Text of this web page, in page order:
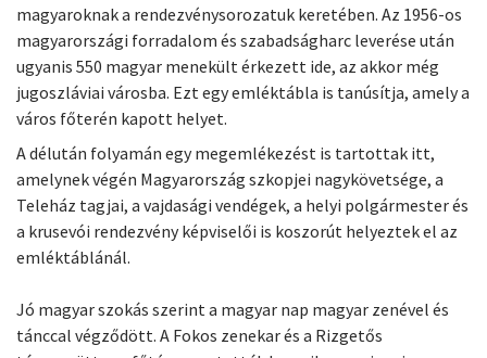
magyaroknak a rendezvénysorozatuk keretében. Az 1956-os
magyarországi forradalom és szabadságharc leverése után
ugyanis 550 magyar menekült érkezett ide, az akkor még
jugoszláviai városba. Ezt egy emléktábla is tanúsítja, amely a
város főterén kapott helyet.
A délután folyamán egy megemlékezést is tartottak itt,
amelynek végén Magyarország szkopjei nagykövetsége, a
Teleház tagjai, a vajdasági vendégek, a helyi polgármester és
a krusevói rendezvény képviselői is koszorút helyeztek el az
emléktáblánál.
Jó magyar szokás szerint a magyar nap magyar zenével és
tánccal végződött. A Fokos zenekar és a Rizgetős